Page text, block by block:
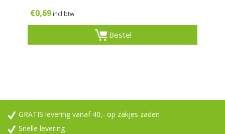
€0,69 incl btw
Bestel
GRATIS levering vanaf 40,- op zakjes zaden
Snelle levering